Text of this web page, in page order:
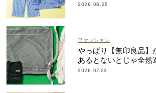
2026.06.25
ファッション
やっぱり【無印良品】
あるとないとじゃ全然
上げアイテム」
2026.07.23